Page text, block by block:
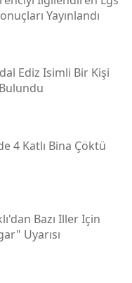
Yayınlandı
Ediz Isimli Bir Kişi
4 Katlı Bina Çöktü
Bazı Iller Için
Uyarısı